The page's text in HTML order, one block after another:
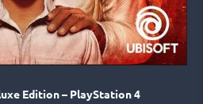
Edition – PlayStation 4